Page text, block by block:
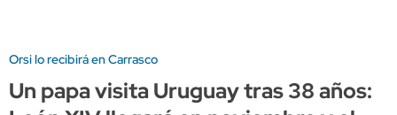
Orsi lo recibirá en Carrasco
Un papa visita Uruguay tras 38 años: